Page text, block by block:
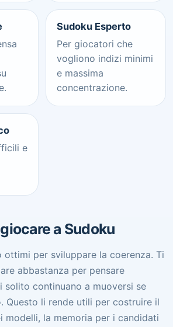
Sudoku Esperto
Per giocatori che
vogliono indizi minimi
e massima
concentrazione.
e
a Sudoku
ottimi per sviluppare la coerenza. Ti
abbastanza per pensare
solito continuano a muoversi se
Questo li rende utili per costruire il
modelli, la memoria per i candidati